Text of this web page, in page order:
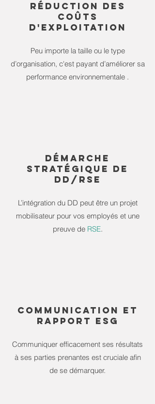
RÉDUCTION DES
COÛTS
D'EXPLOITATION
Peu importe la taille ou le type
d’organisation, c'est payant d’améliorer sa
performance environnementale .
DÉMARCHE
STRATÉGIQUE DE
DD/RSE
L’intégration du DD peut être un projet
mobilisateur pour vos employés et une
preuve de RSE.
COMMUNICATION ET
RAPPORT ESG
Communiquer efficacement ses résultats
à ses parties prenantes est cruciale afin
de se démarquer.